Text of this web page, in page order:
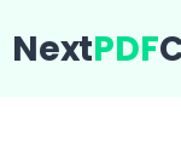
NextPDF